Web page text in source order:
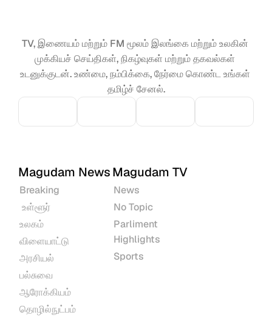
TV, இணையம் மற்றும் FM மூலம் இலங்கை மற்றும் உலகின்
முக்கியச் செய்திகள், நிகழ்வுகள் மற்றும் தகவல்கள்
உடனுக்குடன். உண்மை, நம்பிக்கை, நேர்மை கொண்ட உங்கள்
தமிழ்ச் சேனல்.
Magudam News
Breaking
உள்ளூர்
உலகம்
விளையாட்டு
அரசியல்
பல்சுவை
ஆரோக்கியம்
தொழில்நுட்பம்
Magudam TV
News
No Topic
Parliment
Highlights
Sports